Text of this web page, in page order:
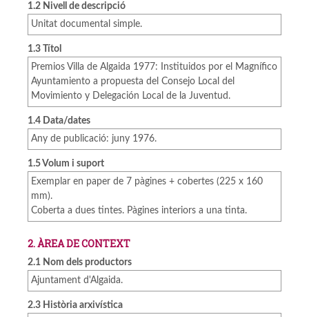
1.2 Nivell de descripció
Unitat documental simple.
1.3 Títol
Premios Villa de Algaida 1977: Instituidos por el Magnífico
Ayuntamiento a propuesta del Consejo Local del
Movimiento y Delegación Local de la Juventud.
1.4 Data/dates
Any de publicació: juny 1976.
1.5 Volum i suport
Exemplar en paper de 7 pàgines + cobertes (225 x 160
mm).
Coberta a dues tintes. Pàgines interiors a una tinta.
2. ÀREA DE CONTEXT
2.1 Nom dels productors
Ajuntament d'Algaida.
2.3 Història arxivística